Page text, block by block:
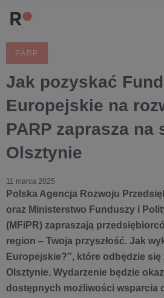
PARP
Jak pozyskać
Europejskie na
PARP zaprasza na
Olsztynie
11 marca 2025
Polska Agencja Rozwoju
oraz Ministerstwo Funduszy i
(MFiPR) zapraszają
region – Twoja przyszłość. Jak
Europejskie?”, które odbędzie się
Olsztynie. Wydarzenie będzie
dostępnych możliwości wsparcia